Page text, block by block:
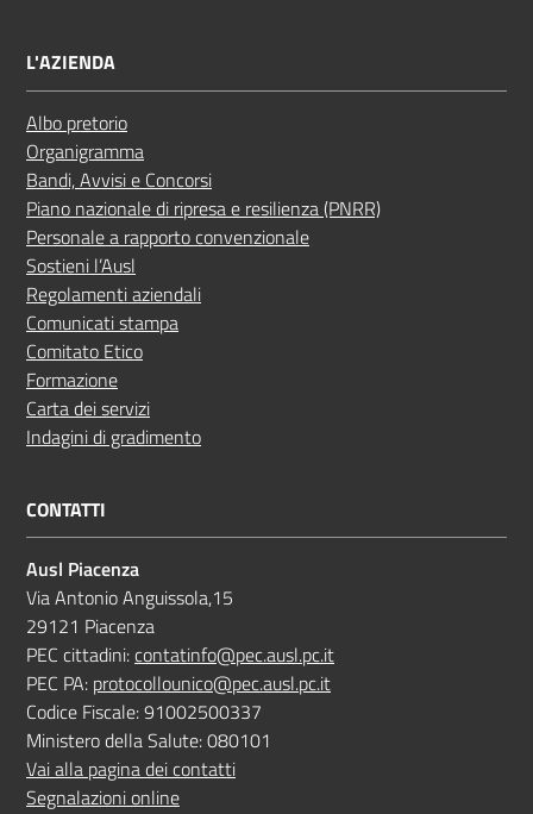
L'AZIENDA
Albo pretorio
Organigramma
Bandi, Avvisi e Concorsi
Piano nazionale di ripresa e resilienza (PNRR)
Personale a rapporto convenzionale
Sostieni l’Ausl
Regolamenti aziendali
Comunicati stampa
Comitato Etico
Formazione
Carta dei servizi
Indagini di gradimento
CONTATTI
Ausl Piacenza
Via Antonio Anguissola,15
29121 Piacenza
PEC cittadini:contatinfo@pec.ausl.pc.it
PEC PA: protocollounico@pec.ausl.pc.it
Codice Fiscale: 91002500337
Ministero della Salute: 080101
Vai alla pagina dei contatti
Segnalazioni online